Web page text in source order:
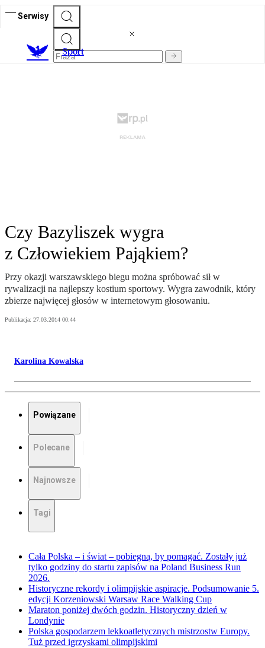
Serwisy
Sport
Czy Bazyliszek wygra
z Człowiekiem Pająkiem?
Przy okazji warszawskiego biegu można spróbować sił w
rywalizacji na najlepszy kostium sportowy. Wygra zawodnik, który
zbierze najwięcej głosów w internetowym głosowaniu.
Publikacja: 27.03.2014 00:44
Karolina Kowalska
Powiązane
Polecane
Najnowsze
Tagi
Cała Polska – i świat – pobiegną, by pomagać. Zostały już
tylko godziny do startu zapisów na Poland Business Run
2026.
Historyczne rekordy i olimpijskie aspiracje. Podsumowanie 5.
edycji Korzeniowski Warsaw Race Walking Cup
Maraton poniżej dwóch godzin. Historyczny dzień w
Londynie
Polska gospodarzem lekkoatletycznych mistrzostw Europy.
Tuż przed igrzyskami olimpijskimi